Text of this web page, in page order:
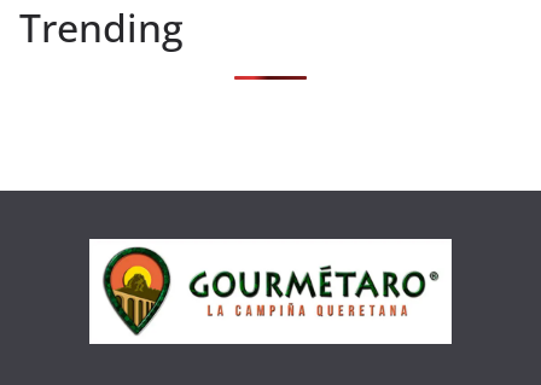
Trending